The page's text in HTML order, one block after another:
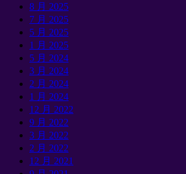
8 月 2025
7 月 2025
5 月 2025
1 月 2025
5 月 2024
3 月 2024
2 月 2024
1 月 2024
12 月 2022
9 月 2022
3 月 2022
2 月 2022
12 月 2021